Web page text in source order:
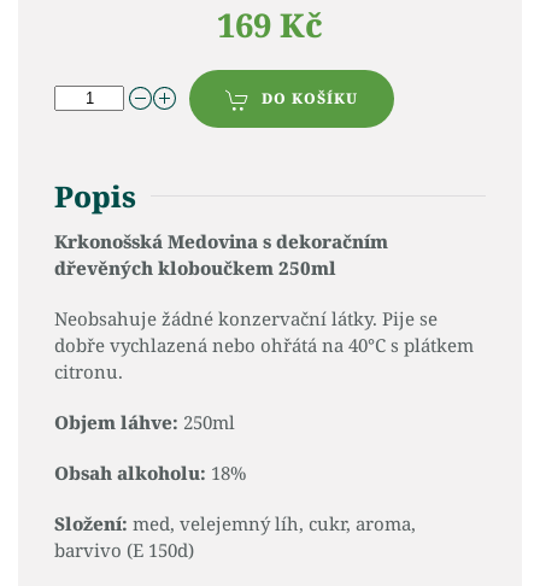
169 Kč
DO KOŠÍKU
Popis
Krkonošská Medovina s dekoračním
dřevěných kloboučkem 250ml
Neobsahuje žádné konzervační látky. Pije se
dobře vychlazená nebo ohřátá na 40°C s plátkem
citronu.
Objem láhve: 250ml
Obsah alkoholu: 18%
Složení: med, velejemný líh, cukr, aroma,
barvivo (E 150d)